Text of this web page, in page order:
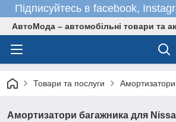
Підписуйтесь в facebook,
АвтоМода – автомобільні товари та
Товари та послуги Амортизатори
Амортизатори багажника для